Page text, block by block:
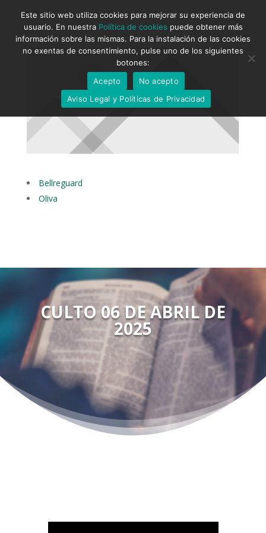
Bellreguard
Oliva
CULTO 06 DE ABRIL DE
2025
Este sitio web utiliza cookies para mejorar su experiencia de
usuario. En nuestra Política de cookies puede obtener más
información sobre las mismas. Para la instalación de las cookies
no exentas de consentimiento, pulse uno de los siguientes
botones:
Acepto
No acepto
Aviso Legal y Políticas de Privacidad